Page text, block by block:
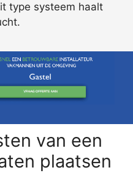
type systeem haalt
van een
plaatsen